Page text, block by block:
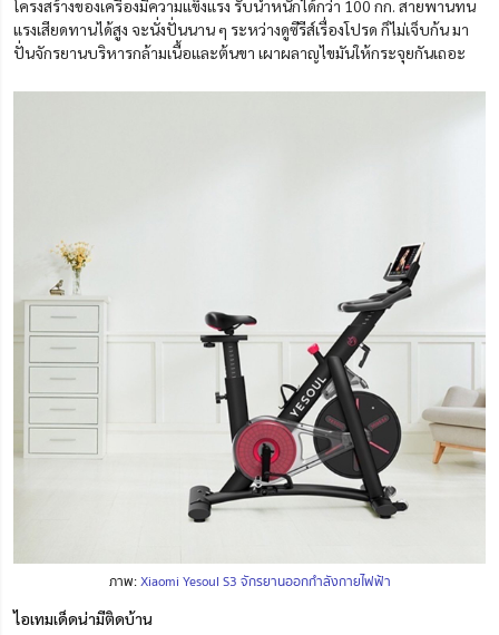
โครงสร้างของเครื่องมีความแข็งแรง รับน้ำหนักได้กว่า 100 กก. สายพานทน
แรงเสียดทานได้สูง จะนั่งปั่นนาน ๆ ระหว่างดูซีรีส์เรื่องโปรด ก็ไม่เจ็บก้น มา
ปั่นจักรยานบริหารกล้ามเนื้อและต้นขา เผาผลาญไขมันให้กระจุยกันเถอะ
ภาพ:Xiaomi Yesoul S3 จักรยานออกกำลังกายไฟฟ้า
ไอเทมเด็ดน่ามีติดบ้าน